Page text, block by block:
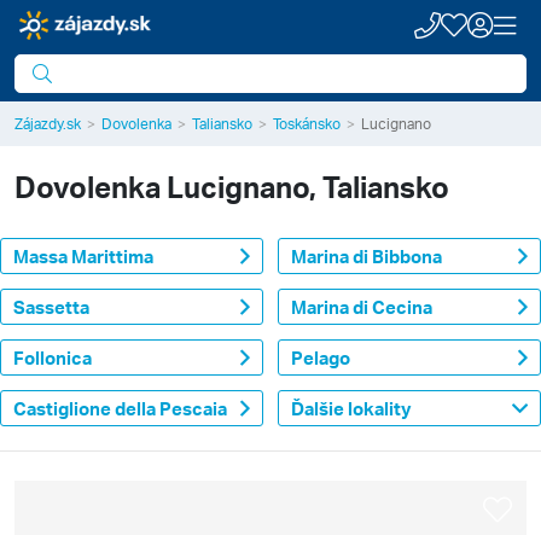
Zájazdy.sk Dovolenka Taliansko Toskánsko Lucignano
Dovolenka Lucignano, Taliansko
Massa Marittima Marina di Bibbona
Sassetta Marina di Cecina
Follonica Pelago
Castiglione della Pescaia Ďalšie lokality